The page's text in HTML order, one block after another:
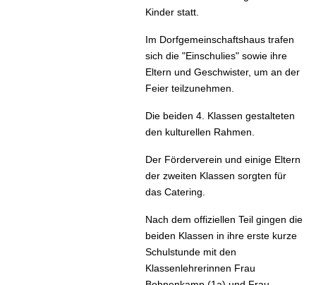
Kinder statt.
Im Dorfgemeinschaftshaus trafen
sich die "Einschulies" sowie ihre
Eltern und Geschwister, um an der
Feier teilzunehmen.
Die beiden 4. Klassen gestalteten
den kulturellen Rahmen.
Der Förderverein und einige Eltern
der zweiten Klassen sorgten für
das Catering.
Nach dem offiziellen Teil gingen die
beiden Klassen in ihre erste kurze
Schulstunde mit den
Klassenlehrerinnen Frau